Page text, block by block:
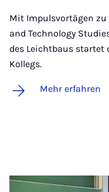
Mit Impulsvortägen zu
and Technology
des Leichtbaus startet
Kollegs.
Mehr erfahren